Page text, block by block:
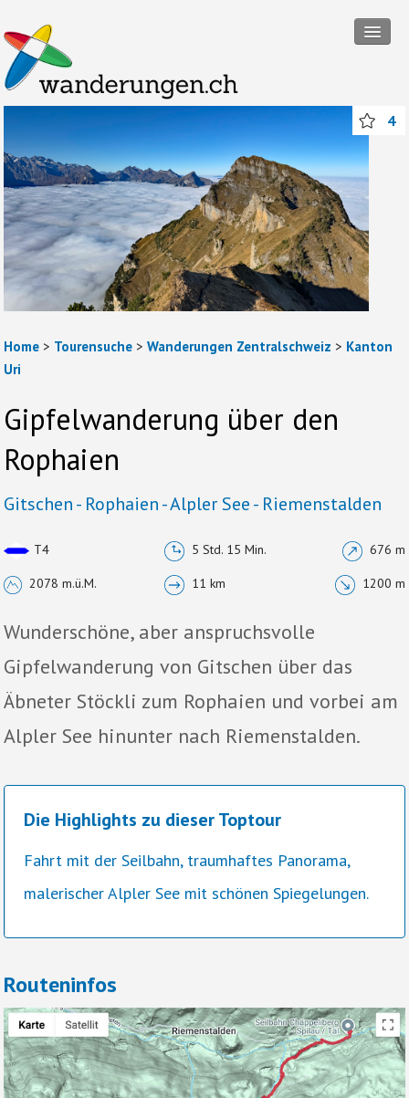
Tourensuche
Touren
Wanderregionen
Themenwanderungen
Rund ums Wandern
Mitmachen
Abos und Packages
Anmelden
4
Home > Tourensuche > Wanderungen Zentralschweiz > Kanton
Uri
Gipfelwanderung über den
Rophaien
Gitschen - Rophaien - Alpler See - Riemenstalden
T4 5 Std. 15 Min. 676 m
2078 m.ü.M. 11 km 1200 m
Wunderschöne, aber anspruchsvolle
Gipfelwanderung von Gitschen über das
Äbneter Stöckli zum Rophaien und vorbei am
Alpler See hinunter nach Riemenstalden.
Die Highlights zu dieser Toptour
Fahrt mit der Seilbahn, traumhaftes Panorama,
malerischer Alpler See mit schönen Spiegelungen.
Routeninfos